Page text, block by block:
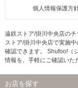
個人情報保護方
遠鉄ストア/掛川中央店の
ストア/掛川中央店で実施
確認できます。 Shufoo!（
情報を、手軽にご確認いた
お店を探す